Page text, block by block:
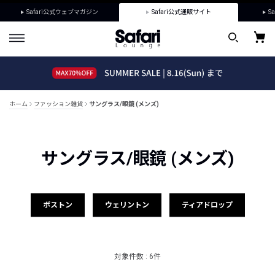
Safari公式ウェブマガジン Safari公式通販サイト
ホーム ファッション雑貨 サングラス/眼鏡 (メンズ)
サングラス/眼鏡 (メンズ)
ボストン ウェリントン ティアドロップ
対象件数 : 6件